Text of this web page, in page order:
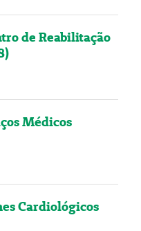
de Reabilitação
Médicos
Cardiológicos